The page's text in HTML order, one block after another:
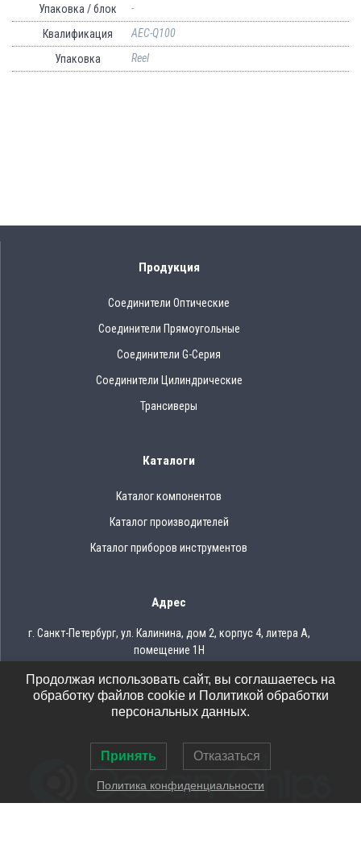
Упаковка / блок
-
Квалификация
AEC-Q100
Упаковка
Reel
Продукция
Соединители Оптические
Соединители Прямоугольные
Соединители G-Серия
Соединители Цилиндрические
Трансиверы
Каталоги
Каталог компонентов
Каталог производителей
Каталог приборов инструментов
Адрес
г. Санкт-Петербург, ул. Калинина, дом 2, корпус 4, литера А,
помещение 1Н
Тел.: 8 (812) 309-75-97
Email: ocean@oceanchips.ru
Продолжая использовать сайт, вы соглашаетесь на
обработку файлов cookie и Политикой обработки
персональных данных.
Принять Отказаться
Политика конфиденциальности